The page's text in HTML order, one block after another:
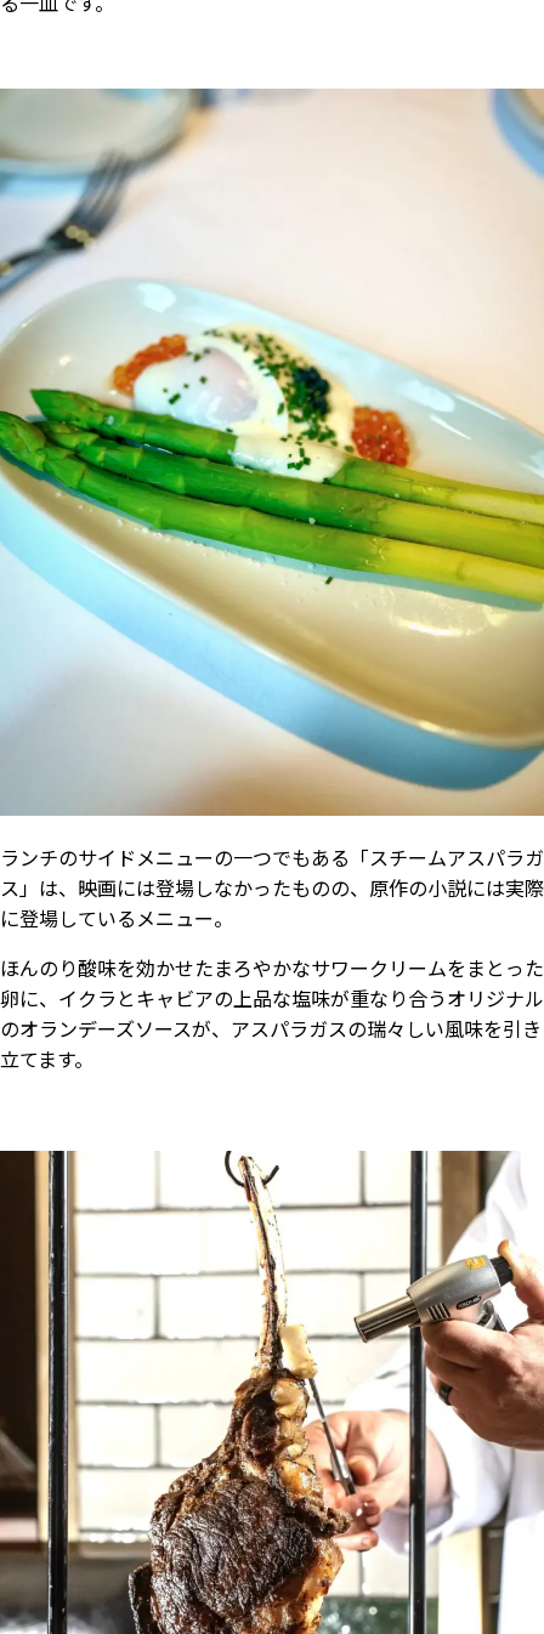
る一皿です。
ランチのサイドメニューの一つでもある「スチームアスパラガ
ス」は、映画には登場しなかったものの、原作の小説には実際
に登場しているメニュー。
ほんのり酸味を効かせたまろやかなサワークリームをまとった
卵に、イクラとキャビアの上品な塩味が重なり合うオリジナル
のオランデーズソースが、アスパラガスの瑞々しい風味を引き
立てます。